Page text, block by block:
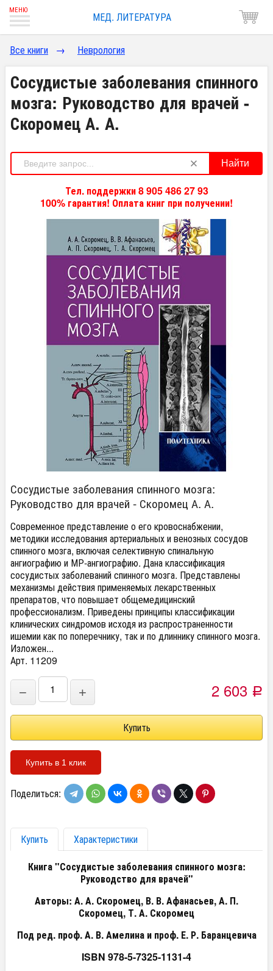
МЕД. ЛИТЕРАТУРА
Все книги → Неврология
Сосудистые заболевания спинного
мозга: Руководство для врачей -
Скоромец А. А.
Найти
Тел. поддержки 8 905 486 27 93
100% гарантия! Оплата книг при получении!
Сосудистые заболевания спинного мозга:
Руководство для врачей - Скоромец А. А.
Современное представление о его кровоснабжении,
методики исследования артериальных и венозных сосудов
спинного мозга, включая селективную спинальную
ангиографию и МР-ангиографию. Дана классификация
сосудистых заболеваний спинного мозга. Представлены
механизмы действия применяемых лекарственных
препаратов, что повышает общемедицинский
профессионализм. Приведены принципы классификации
клинических синдромов исходя из распространенности
ишемии как по поперечнику, так и по длиннику спинного мозга.
Изложен...
Арт. 11209
− + 2 603 Р
Купить в 1 клик
Поделиться:
Купить
Характеристики
Книга "Сосудистые заболевания спинного мозга:
Руководство для врачей"
Авторы: А. А. Скоромец, В. В. Афанасьев, А. П.
Скоромец, Т. А. Скоромец
Под ред. проф. А. В. Амелина и проф. Е. Р. Баранцевича
ISBN 978-5-7325-1131-4